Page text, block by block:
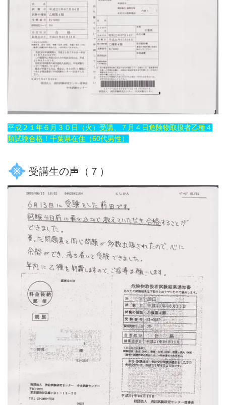
平成２１年６月３０日（火）受講、７月４日危険物取扱者乙種４
類試験合格！千葉県在住（60代男性）
受講生の声（７）